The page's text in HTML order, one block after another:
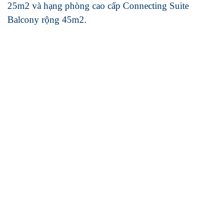
25m2 và hạng phòng cao cấp Connecting Suite
Balcony rộng 45m2.